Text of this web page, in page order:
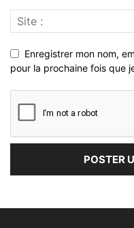
Enregistrer mon nom,
pour la prochaine fois que